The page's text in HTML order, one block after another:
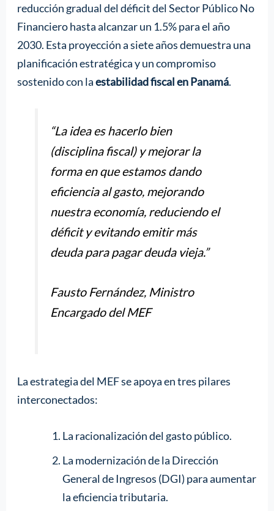
reducción gradual del déficit del Sector Público No
Financiero hasta alcanzar un 1.5% para el año
2030. Esta proyección a siete años demuestra una
planificación estratégica y un compromiso
sostenido con laestabilidad fiscal en Panamá.
“La idea es hacerlo bien
(disciplina fiscal) y mejorar la
forma en que estamos dando
eficiencia al gasto, mejorando
nuestra economía, reduciendo el
déficit y evitando emitir más
deuda para pagar deuda vieja.”
Fausto Fernández, Ministro
Encargado del MEF
La estrategia del MEF se apoya en tres pilares
interconectados:
La racionalización del gasto público.
La modernización de la Dirección
General de Ingresos (DGI) para aumentar
la eficiencia tributaria.